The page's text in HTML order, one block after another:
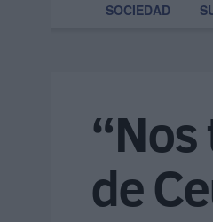
SOCIEDAD
de